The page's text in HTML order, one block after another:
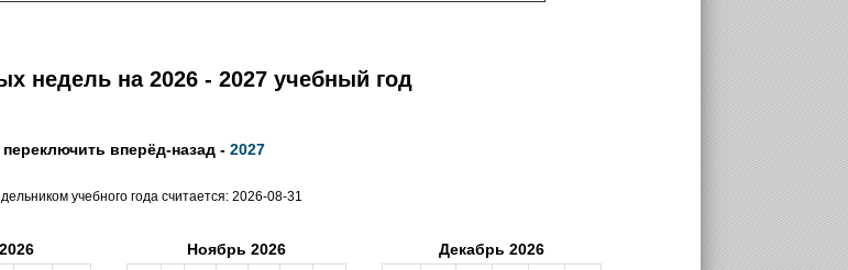
недель на 2026 - 2027 учебный год
вперёд-назад - 2027
учебного года считается: 2026-08-31
Ноябрь 2026 Декабрь 2026